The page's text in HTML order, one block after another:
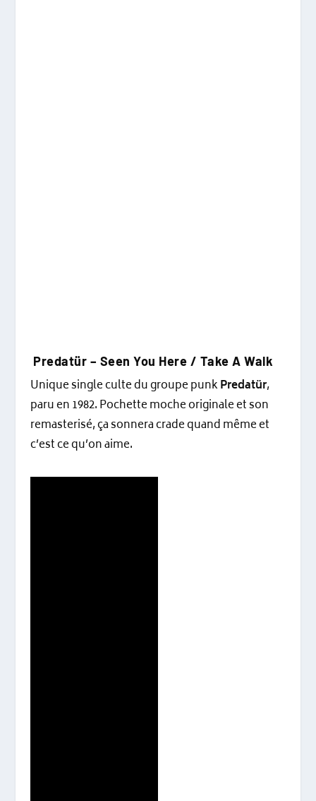
Predatür ‎– Seen You Here / Take A Walk
Unique single culte du groupe punkPredatür,
paru en 1982. Pochette moche originale et son
remasterisé, ça sonnera crade quand même et
c’est ce qu’on aime.